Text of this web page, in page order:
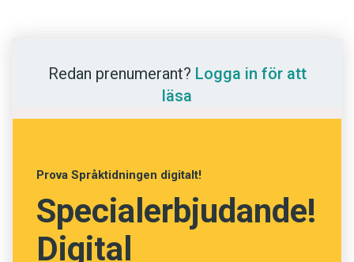
Redan prenumerant? Logga in för att
läsa
Prova Språktidningen digitalt!
Specialerbjudande!
Digital